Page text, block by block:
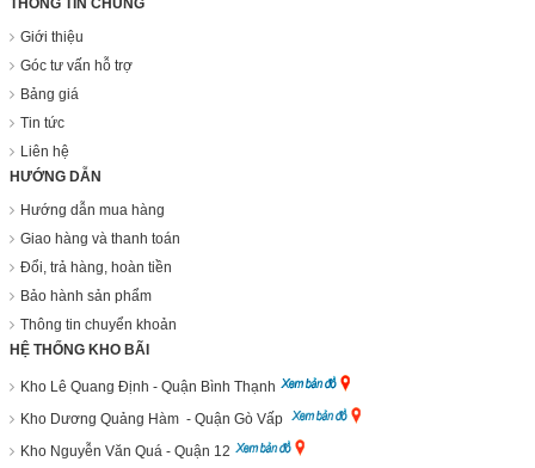
THÔNG TIN CHUNG
Giới thiệu
Góc tư vấn hỗ trợ
Bảng giá
Tin tức
Liên hệ
HƯỚNG DẪN
Hướng dẫn mua hàng
Giao hàng và thanh toán
Đổi, trả hàng, hoàn tiền
Bảo hành sản phẩm
Thông tin chuyển khoản
HỆ THỐNG KHO BÃI
Kho Lê Quang Định - Quận Bình Thạnh
Kho Dương Quảng Hàm - Quận Gò Vấp
Kho Nguyễn Văn Quá - Quận 12